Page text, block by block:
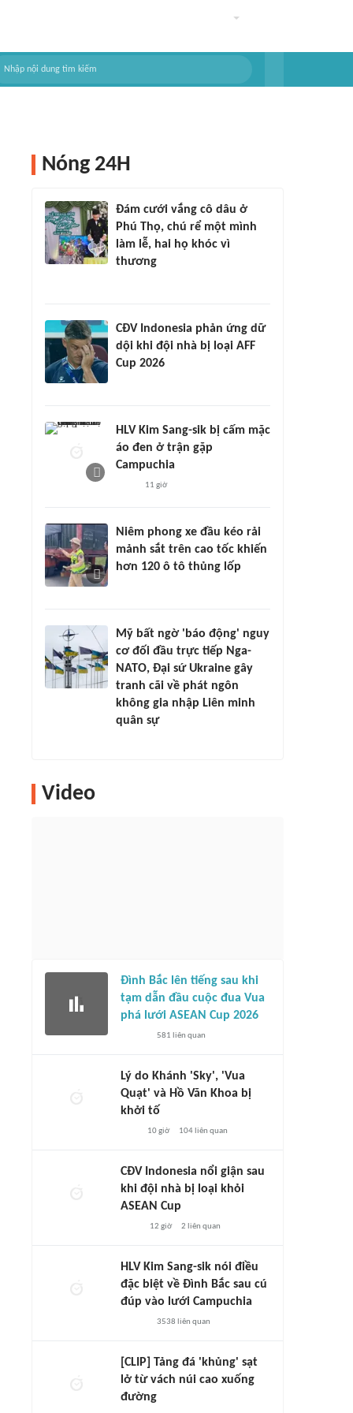
Nóng 24H
Đám cưới vắng cô dâu ở
Phú Thọ, chú rể một mình
làm lễ, hai họ khóc vì
thương
CĐV Indonesia phản ứng dữ
dội khi đội nhà bị loại AFF
Cup 2026
HLV Kim Sang-sik bị cấm mặc
áo đen ở trận gặp
Campuchia
11 giờ
Niêm phong xe đầu kéo rải
mảnh sắt trên cao tốc khiến
hơn 120 ô tô thủng lốp
Mỹ bất ngờ 'báo động' nguy
cơ đối đầu trực tiếp Nga-
NATO, Đại sứ Ukraine gây
tranh cãi về phát ngôn
không gia nhập Liên minh
quân sự
Video
Đình Bắc lên tiếng sau khi
tạm dẫn đầu cuộc đua Vua
phá lưới ASEAN Cup 2026
581 liên quan
Lý do Khánh 'Sky', 'Vua
Quạt' và Hồ Văn Khoa bị
khởi tố
10 giờ 104liên quan
CĐV Indonesia nổi giận sau
khi đội nhà bị loại khỏi
ASEAN Cup
12 giờ 2 liên quan
HLV Kim Sang-sik nói điều
đặc biệt về Đình Bắc sau cú
đúp vào lưới Campuchia
3538 liên quan
[CLIP] Tảng đá 'khủng' sạt
lở từ vách núi cao xuống
đường